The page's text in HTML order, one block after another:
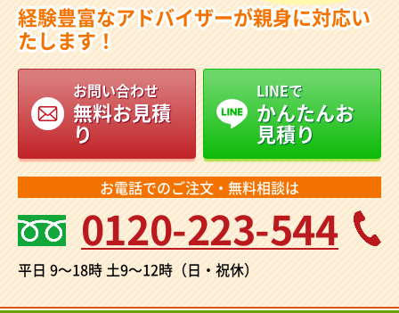
経験豊富なアドバイザーが親身に対応い
たします！
お問い合わせ
無料お見積
り
LINEで
かんたんお
見積り
お電話でのご注文・無料相談は
0120-223-544
平日 9～18時土9～12時（日・祝休）